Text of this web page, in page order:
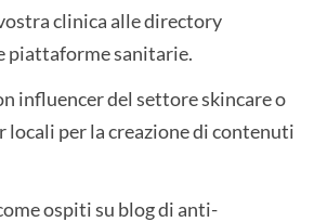
clinica alle directory
piattaforme sanitarie.
influencer del settore skincare o
locali per la creazione di contenuti
ospiti su blog di anti-